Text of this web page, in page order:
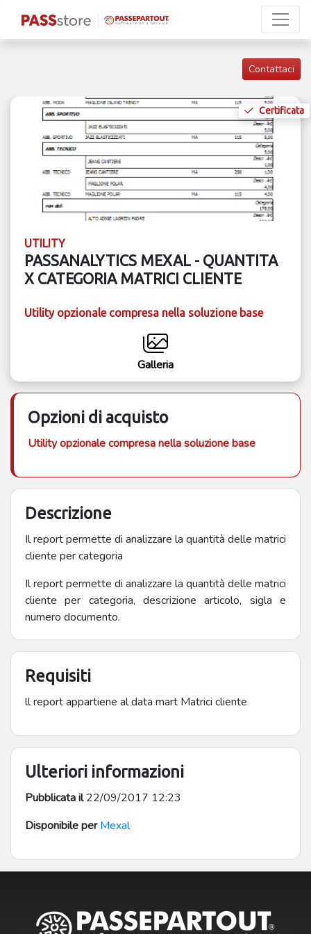
Contattaci
Certificata
UTILITY
PASSANALYTICS MEXAL - QUANTITA
X CATEGORIA MATRICI CLIENTE
Utility opzionale compresa nella soluzione base
Galleria
Opzioni di acquisto
Utility opzionale compresa nella soluzione base
Descrizione
Il report permette di analizzare la quantità delle matrici
cliente per categoria
Il report permette di analizzare la quantità delle matrici
cliente per categoria, descrizione articolo, sigla e
numero documento.
Requisiti
ll report appartiene al data mart Matrici cliente
Ulteriori informazioni
Pubblicata il22/09/2017 12:23
Disponibile per Mexal